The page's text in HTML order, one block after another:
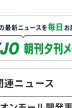
連ニュース